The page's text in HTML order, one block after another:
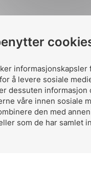
å levere sosiale
dessuten
våre innen sosiale
den med
som de har samlet